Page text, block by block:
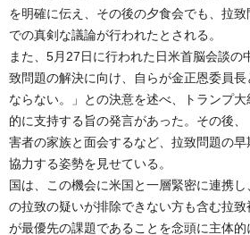
を明確に伝え、その後の夕食会でも、拉
での真剣な議論が行われたとされる。
また、5月27日に行われた日米首脳会談の
致問題の解決に向け、自らが金正恩委員
ならない。」との決意を述べ、トランプ
的に支持する旨の発言があった。その後
害者の家族と面会するなど、拉致問題の
協力する姿勢を見せている。
国は、この機会に米国と一層緊密に連携
の拉致の疑いが排除できない方も含む拉
が最優先の課題であることを念頭に主体